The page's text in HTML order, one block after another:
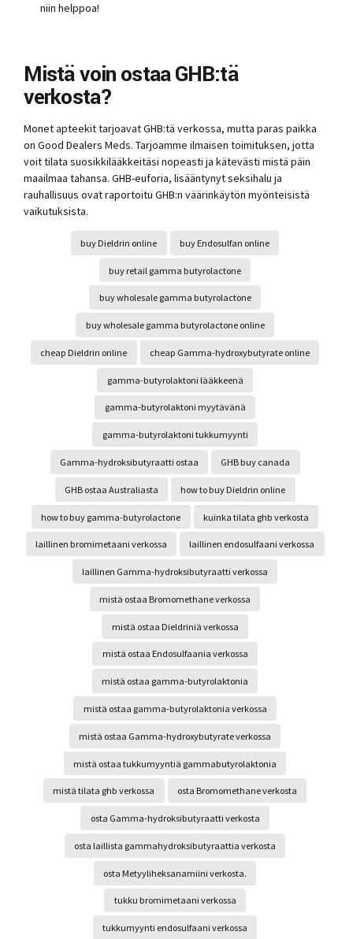
niin helppoa!
Mistä voin ostaa GHB:tä
verkosta?
Monet apteekit tarjoavat GHB:tä verkossa, mutta paras paikka
on Good Dealers Meds. Tarjoamme ilmaisen toimituksen, jotta
voit tilata suosikkilääkkeitäsi nopeasti ja kätevästi mistä päin
maailmaa tahansa. GHB-euforia, lisääntynyt seksihalu ja
rauhallisuus ovat raportoitu GHB:n väärinkäytön myönteisistä
vaikutuksista.
buy Dieldrin online buy Endosulfan online
buy retail gamma butyrolactone
buy wholesale gamma butyrolactone
buy wholesale gamma butyrolactone online
cheap Dieldrin online cheap Gamma-hydroxybutyrate online
gamma-butyrolaktoni lääkkeenä
gamma-butyrolaktoni myytävänä
gamma-butyrolaktoni tukkumyynti
Gamma-hydroksibutyraatti ostaa GHB buy canada
GHB ostaa Australiasta how to buy Dieldrin online
how to buy gamma-butyrolactone kuinka tilata ghb verkosta
laillinen bromimetaani verkossa laillinen endosulfaani verkossa
laillinen Gamma-hydroksibutyraatti verkossa
mistä ostaa Bromomethane verkossa
mistä ostaa Dieldriniä verkossa
mistä ostaa Endosulfaania verkossa
mistä ostaa gamma-butyrolaktonia
mistä ostaa gamma-butyrolaktonia verkossa
mistä ostaa Gamma-hydroxybutyrate verkossa
mistä ostaa tukkumyyntiä gammabutyrolaktonia
mistä tilata ghb verkossa osta Bromomethane verkosta
osta Gamma-hydroksibutyraatti verkosta
osta laillista gammahydroksibutyraattia verkosta
osta Metyyliheksanamiini verkosta.
tukku bromimetaani verkossa
tukkumyynti endosulfaani verkossa